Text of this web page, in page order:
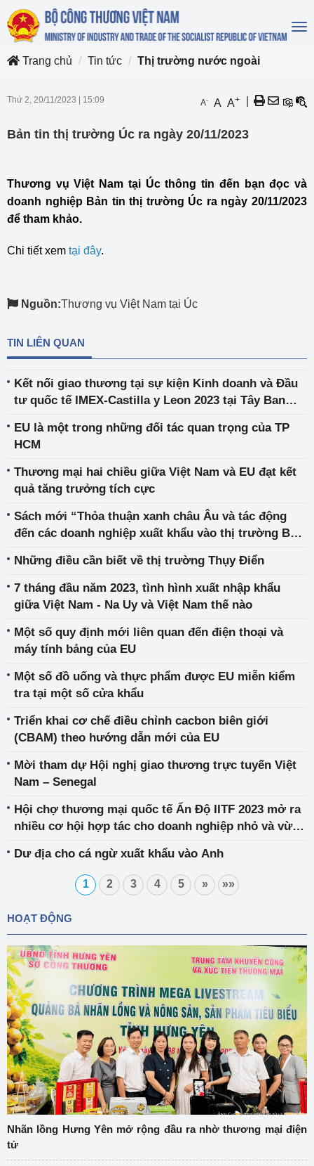
Trang chủ
Tin tức Thị trường nước ngoài
Thứ 2, 20/11/2023 15:09 A- A A+
Bản tin thị trường Úc ra ngày 20/11/2023
Thương vụ Việt Nam tại Úc thông tin đến bạn đọc và
doanh nghiệp Bản tin thị trường Úc ra ngày 20/11/2023
để tham khảo.
Chi tiết xem tại đây.
Nguồn:Thương vụ Việt Nam tại Úc
TIN LIÊN QUAN
Kết nối giao thương tại sự kiện Kinh doanh và Đầu
tư quốc tế IMEX-Castilla y Leon 2023 tại Tây Ban
EU là một trong những đối tác quan trọng của TP
HCM
Thương mại hai chiều giữa Việt Nam và EU đạt kết
quả tăng trưởng tích cực
Sách mới “Thỏa thuận xanh châu Âu và tác động
đến các doanh nghiệp xuất khẩu vào thị trường Bắc
Những điều cần biết về thị trường Thụy Điển
7 tháng đầu năm 2023, tình hình xuất nhập khẩu
giữa Việt Nam - Na Uy và Việt Nam thế nào
Một số quy định mới liên quan đến điện thoại và
máy tính bảng của EU
Một số đồ uống và thực phẩm được EU miễn kiểm
tra tại một số cửa khẩu
Triển khai cơ chế điều chỉnh cacbon biên giới
(CBAM) theo hướng dẫn mới của EU
Mời tham dự Hội nghị giao thương trực tuyến Việt
Nam – Senegal
Hội chợ thương mại quốc tế Ấn Độ IITF 2023 mở ra
nhiều cơ hội hợp tác cho doanh nghiệp nhỏ và vừa
Dư địa cho cá ngừ xuất khẩu vào Anh
1 2 3 4 5 » »»
HOẠT ĐỘNG
Nhãn lồng Hưng Yên mở rộng đầu ra nhờ thương mại điện
tử